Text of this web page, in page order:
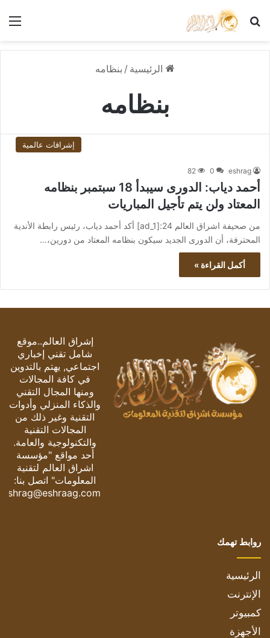
بحث عن
الرئيسية / بنظامه
بنظامه
إشراقات عالمية
eshrag
0
82
أحمد دياب: الدورى سيبدأ 18 سبتمبر بنظامه
المعتاد ولن يتم تأجيل المباريات
من صحيفة اشراق العالم 24:[ad_1] أكد أحمد دياب، رئيس رابطة الأندية
المحترفة، أن الدورى الجديد سيكون بنظامه المعتاد من دورين،…
أكمل القراءة »
إشراق العالم..موقع
شامل تقني إخباري
اجتماعي, يهتم بالتدوين
في كافة المجالات
ومنها المجال التقني
والذكاء المنزلي وأدوات
التقنية وغير ذلك من
المجالات التقنية
والتكنولوجية والعامة.
أحد مواقع "مؤسسة
اشراق العالم لتقنية
المعلومات" اتصل بنا:
eshrag@eshraag.com
روابط تهمك
الرئيسية
الإنترنت
كمبيوتر
الأجهزة